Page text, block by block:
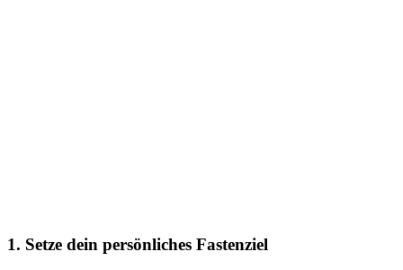
1. Setze dein persönliches Fastenziel